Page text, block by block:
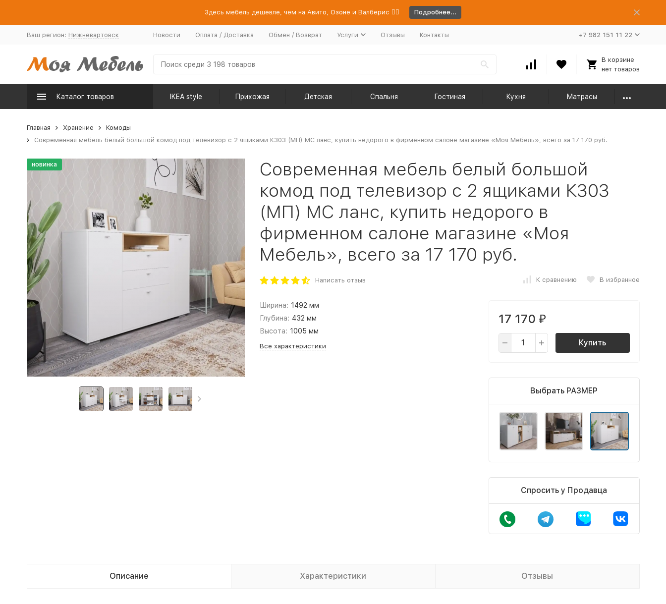
Здесь мебель дешевле, чем на Авито, Озоне и Валберис 👉🏻 Подробнее...
Ваш регион: Нижневартовск Новости Оплата / Доставка Обмен / Возврат Услуги Отзывы Контакты +7 982 151 11 22
В корзине
нет товаров
Каталог товаров IKEA style Прихожая Детская Спальня Гостиная Кухня Матрасы
Главная Хранение
Комоды
Современная мебель белый большой комод под телевизор с 2 ящиками К303 (МП) МС ланс, купить недорого в фирменном салоне магазине «Моя Мебель», всего за 17 170 руб.
новинка
Современная мебель белый большой
комод под телевизор с 2 ящиками К303
(МП) МС ланс, купить недорого в
фирменном салоне магазине «Моя
Мебель», всего за 17 170 руб.
Написать отзыв К сравнению В избранное
Ширина: 1492 мм
Глубина: 432 мм
Высота: 1005 мм
Все характеристики
17 170 ₽
Купить
Выбрать РАЗМЕР
Спросить у Продавца
Описание Характеристики Отзывы